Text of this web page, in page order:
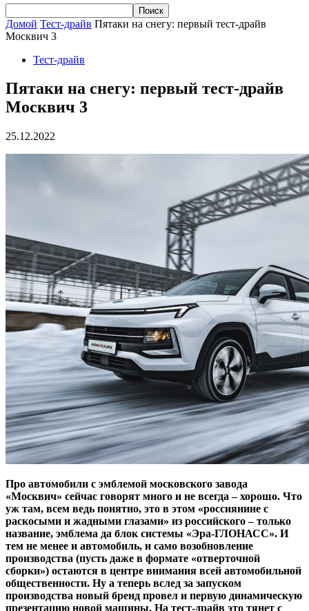
Домой Тест-драйв Пятаки на снегу: первый тест-драйв
Москвич 3
Тест-драйв
Пятаки на снегу: первый тест-драйв
Москвич 3
25.12.2022
Про автомобили с эмблемой московского завода
«Москвич» сейчас говорят много и не всегда – хорошо. Что
уж там, всем ведь понятно, это в этом «россиянине с
раскосыми и жадными глазами» из российского – только
название, эмблема да блок системы «Эра-ГЛОНАСС». И
тем не менее и автомобиль, и само возобновление
производства (пусть даже в формате «отверточной
сборки») остаются в центре внимания всей автомобильной
общественности. Ну а теперь вслед за запуском
производства новый бренд провел и первую динамическую
презентацию новой машины. На тест-драйв это тянет с